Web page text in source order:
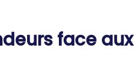
face aux